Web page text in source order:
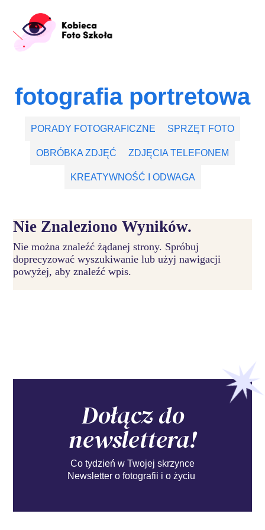
fotografia portretowa
PORADY FOTOGRAFICZNE SPRZĘT FOTO
OBRÓBKA ZDJĘĆ ZDJĘCIA TELEFONEM
KREATYWNOŚĆ I ODWAGA
Nie Znaleziono Wyników.
Nie można znaleźć żądanej strony. Spróbuj
doprecyzować wyszukiwanie lub użyj nawigacji
powyżej, aby znaleźć wpis.
Dołącz do
newslettera!
Co tydzień w Twojej skrzynce
Newsletter o fotografii i o życiu